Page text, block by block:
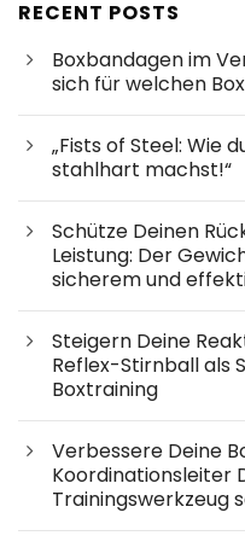
RECENT POSTS
Boxbandagen im
sich für welchen
„Fists of Steel: Wie
stahlhart machst!“
Schütze Deinen
Leistung: Der
sicherem und
Steigern Deine
Reflex-Stirnball als
Boxtraining
Verbessere Deine
Koordinationsleiter
Trainingswerkzeug